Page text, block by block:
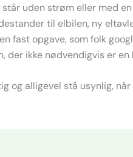
uden strøm eller med
til elbilen, ny
fast opgave, som folk
der ikke nødvendigvis er
og alligevel stå usynlig,